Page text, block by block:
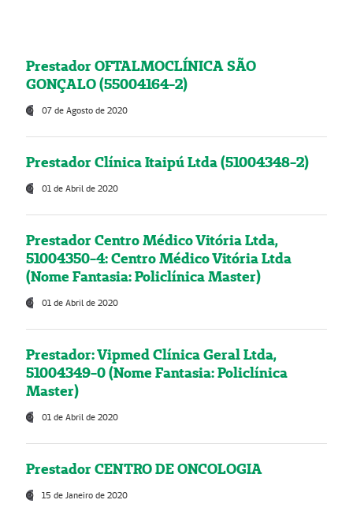
Prestador OFTALMOCLÍNICA SÃO
GONÇALO (55004164-2)
07 de Agosto de 2020
Prestador Clínica Itaipú Ltda (51004348-2)
01 de Abril de 2020
Prestador Centro Médico Vitória Ltda,
51004350-4: Centro Médico Vitória Ltda
(Nome Fantasia: Policlínica Master)
01 de Abril de 2020
Prestador: Vipmed Clínica Geral Ltda,
51004349-0 (Nome Fantasia: Policlínica
Master)
01 de Abril de 2020
Prestador CENTRO DE ONCOLOGIA
15 de Janeiro de 2020